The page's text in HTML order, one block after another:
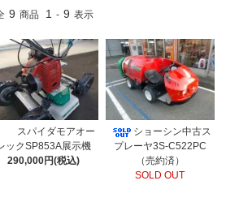
9 商品 1 - 9 表示
スパイダモアオー
ックSP853A展示機
290,000円(税込)
ショーシン中古ス
プレーヤ3S-C522PC
（売約済）
SOLD OUT